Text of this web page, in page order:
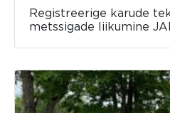
Registreerige karude
metssigade liikumine